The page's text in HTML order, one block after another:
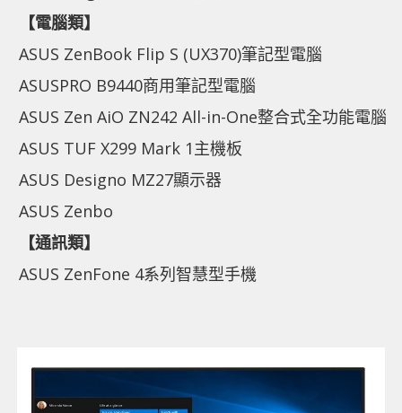
【電腦類】
ASUS ZenBook Flip S (UX370)筆記型電腦
ASUSPRO B9440商用筆記型電腦
ASUS Zen AiO ZN242 All-in-One整合式全功能電腦
ASUS TUF X299 Mark 1主機板
ASUS Designo MZ27顯示器
ASUS Zenbo
【通訊類】
ASUS ZenFone 4系列智慧型手機